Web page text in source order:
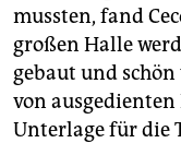
mussten, fand
großen Halle
gebaut und
von
Unterlage für die